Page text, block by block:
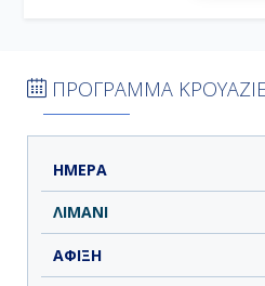
ΠΡΟΓΡΑΜΜΑ
ΗΜΕΡΑ